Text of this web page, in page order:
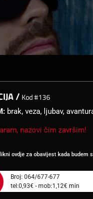
/ Kod #136
brak, veza, ljubav,
nazovi čim završim!
ovdje za obavijest kada budem
Broj: 064/677-677
tel:0,93€ - mob:1,12€ min